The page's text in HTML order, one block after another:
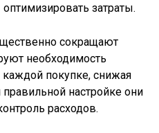
затраты.
сокращают
необходимость
покупке, снижая
настройке они
расходов.